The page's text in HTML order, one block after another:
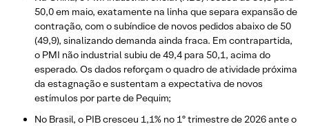
50,0 em maio, exatamente na linha que separa expansão de
contração, com o subíndice de novos pedidos abaixo de 50
(49,9), sinalizando demanda ainda fraca. Em contrapartida,
o PMI não industrial subiu de 49,4 para 50,1, acima do
esperado. Os dados reforçam o quadro de atividade próxima
da estagnação e sustentam a expectativa de novos
estímulos por parte de Pequim;
No Brasil, o PIB cresceu 1,1% no 1º trimestre de 2026 ante o